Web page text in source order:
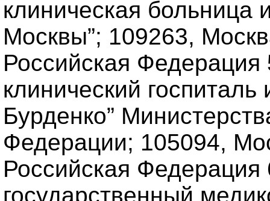
клиническая
Москвы”; 109263,
Российская
клинический
Бурденко”
Федерации; 105094,
Российская
государственный